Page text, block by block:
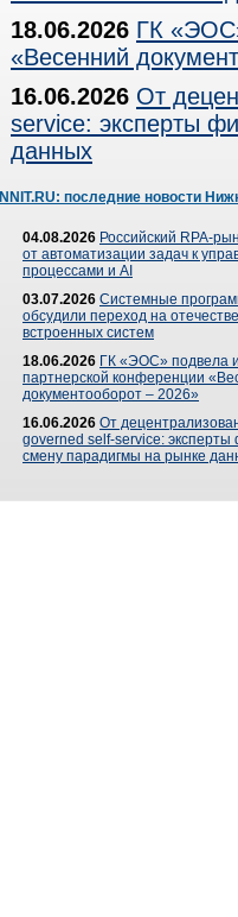
18.06.2026 ГК
«Весенний
16.06.2026 От
service: эксперты
данных
NNIT.RU: последние новости
04.08.2026 Российский RPA-
от автоматизации задач к
процессами и AI
03.07.2026 Системные
обсудили переход на
встроенных систем
18.06.2026 ГК «ЭОС» подвела
партнерской конференции
документооборот – 2026»
16.06.2026 От
governed self-service: эксперты
смену парадигмы на рынке